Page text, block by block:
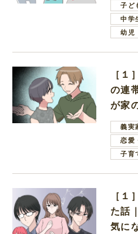
子ど
中学
幼児
［
の連
が家
しい
義実
恋愛
子育
［
た話
気に